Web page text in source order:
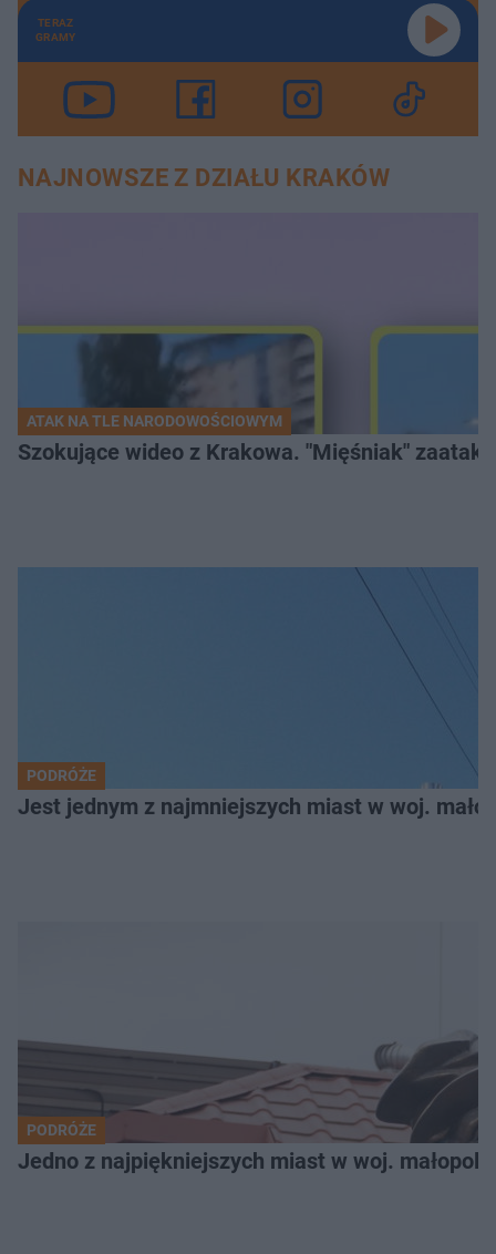
TERAZ
GRAMY
NAJNOWSZE Z DZIAŁU KRAKÓW
ATAK NA TLE NARODOWOŚCIOWYM
Szokujące wideo z Krakowa. "Mięśniak"
PODRÓŻE
Jest jednym z najmniejszych miast w woj.
PODRÓŻE
Jedno z najpiękniejszych miast w woj.